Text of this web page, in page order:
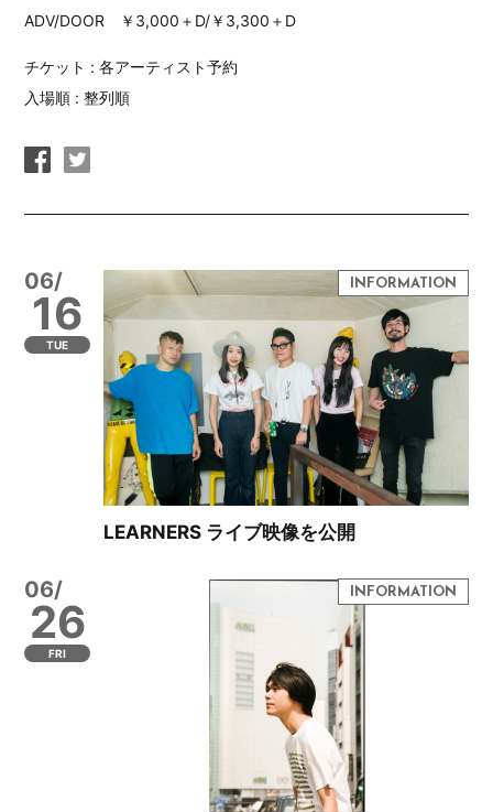
ADV/DOOR ￥3,000＋D/￥3,300＋D
チケット : 各アーティスト予約
入場順 : 整列順
06/
16
TUE
LEARNERS ライブ映像を公開
06/
26
FRI